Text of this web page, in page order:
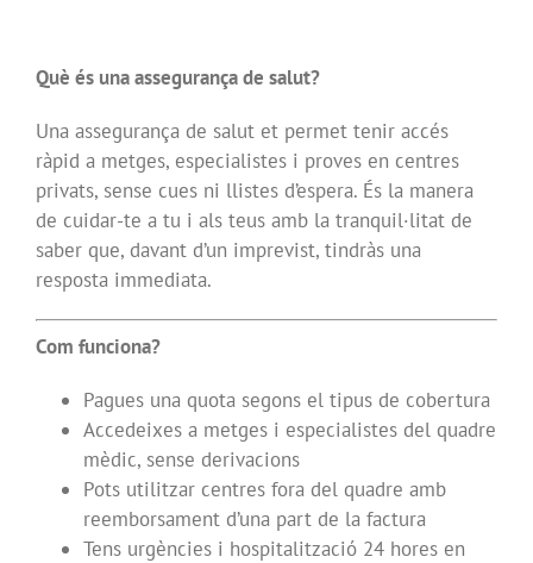
Què és una assegurança de salut?
Una assegurança de salut et permet tenir accés
ràpid a metges, especialistes i proves en centres
privats, sense cues ni llistes d’espera. És la manera
de cuidar-te a tu i als teus amb la tranquil·litat de
saber que, davant d’un imprevist, tindràs una
resposta immediata.
Com funciona?
Pagues una quota segons el tipus de cobertura
Accedeixes a metges i especialistes del quadre
mèdic, sense derivacions
Pots utilitzar centres fora del quadre amb
reemborsament d’una part de la factura
Tens urgències i hospitalització 24 hores en